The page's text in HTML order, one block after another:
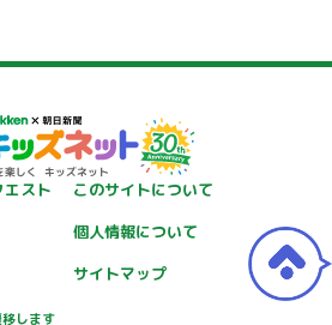
スト
このサイトについて
個人情報について
します
サイトマップ